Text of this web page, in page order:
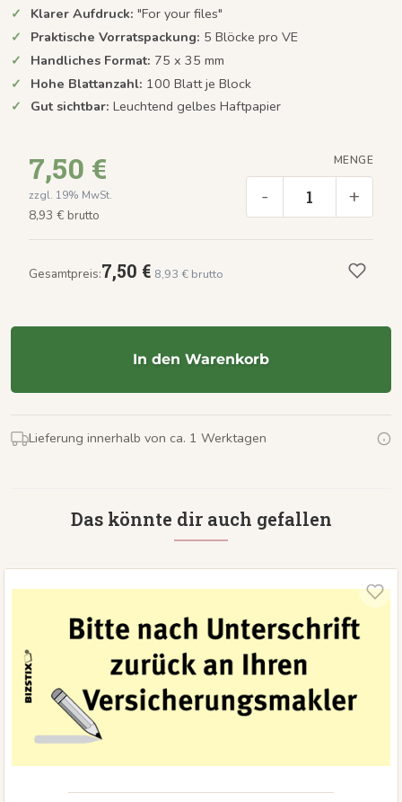
Klarer Aufdruck: "For your files"
Praktische Vorratspackung: 5 Blöcke pro VE
Handliches Format: 75 x 35 mm
Hohe Blattanzahl: 100 Blatt je Block
Gut sichtbar: Leuchtend gelbes Haftpapier
7,50 €
zzgl. 19% MwSt.
8,93 € brutto
MENGE
- +
Gesamtpreis:7,50 € 8,93 € brutto
In den Warenkorb
Lieferung innerhalb von ca. 1 Werktagen
Das könnte dir auch gefallen